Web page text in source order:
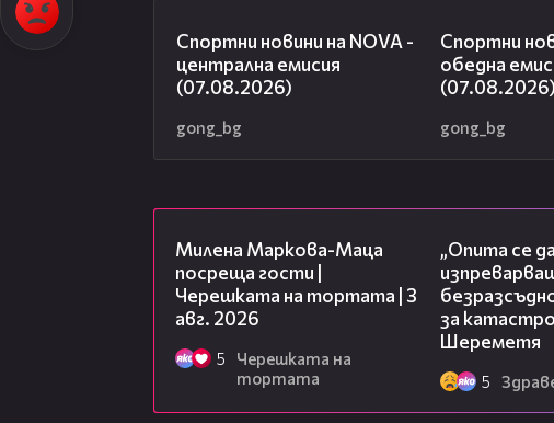
Спортни новини на NOVA -
централна емисия
(07.08.2026)
gong_bg
Спортни
обедна
(07.08.2026)
gong_bg
Милена Маркова-Маца
посреща гости |
Черешката на тортата | 3
авг. 2026
5
Черешката на
тортата
„Опита се
за
Шереметя
5